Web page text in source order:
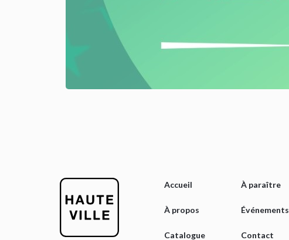
Accueil À paraître
À propos Événements
Catalogue Contact